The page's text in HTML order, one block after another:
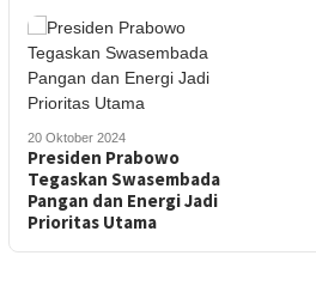
20 Oktober 2024
Presiden Prabowo
Tegaskan Swasembada
Pangan dan Energi Jadi
Prioritas Utama